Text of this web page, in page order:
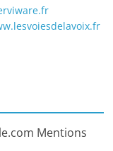
Mentions